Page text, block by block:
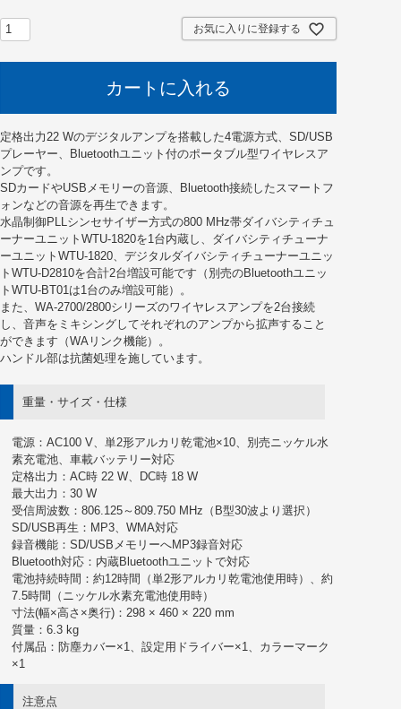
お気に入りに登録する
カートに入れる
定格出力22 Wのデジタルアンプを搭載した4電源方式、SD/USB
プレーヤー、Bluetoothユニット付のポータブル型ワイヤレスア
ンプです。
SDカードやUSBメモリーの音源、Bluetooth接続したスマートフ
ォンなどの音源を再生できます。
水晶制御PLLシンセサイザー方式の800 MHz帯ダイバシティチュ
ーナーユニットWTU-1820を1台内蔵し、ダイバシティチューナ
ーユニットWTU-1820、デジタルダイバシティチューナーユニッ
トWTU-D2810を合計2台増設可能です（別売のBluetoothユニッ
トWTU-BT01は1台のみ増設可能）。
また、WA-2700/2800シリーズのワイヤレスアンプを2台接続
し、音声をミキシングしてそれぞれのアンプから拡声すること
ができます（WAリンク機能）。
ハンドル部は抗菌処理を施しています。
重量・サイズ・仕様
電源：AC100 V、単2形アルカリ乾電池×10、別売ニッケル水
素充電池、車載バッテリー対応
定格出力：AC時 22 W、DC時 18 W
最大出力：30 W
受信周波数：806.125～809.750 MHz（B型30波より選択）
SD/USB再生：MP3、WMA対応
録音機能：SD/USBメモリーへMP3録音対応
Bluetooth対応：内蔵Bluetoothユニットで対応
電池持続時間：約12時間（単2形アルカリ乾電池使用時）、約
7.5時間（ニッケル水素充電池使用時）
寸法(幅×高さ×奥行)：298 × 460 × 220 mm
質量：6.3 kg
付属品：防塵カバー×1、設定用ドライバー×1、カラーマーク
×1
注意点